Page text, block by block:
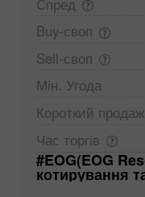
Buy-своп
Sell-своп
Мін. Угода
Короткий продаж
Час торгів
#EOG(EOG Resources Inc.). Форекс
котирування